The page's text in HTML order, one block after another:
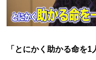
「とにかく助かる命を